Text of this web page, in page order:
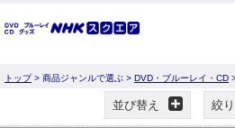
トップ> 商品ジャンルで選ぶ > DVD・ブルーレイ・CD
並び替え 絞